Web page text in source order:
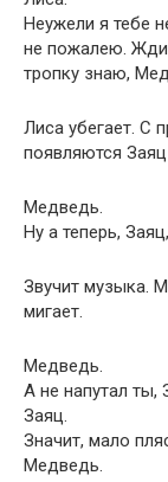
Неужели я тебе
не пожалею. Жди
тропку знаю,
Лиса убегает. С
появляются
Медведь.
Ну а теперь,
Звучит музыка.
мигает.
Медведь.
А не напутал ты,
Заяц.
Значит, мало
Медведь.